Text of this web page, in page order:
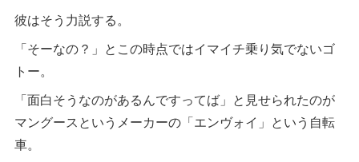
彼はそう力説する。
「そーなの？」とこの時点ではイマイチ乗り気でないゴ
トー。
「面白そうなのがあるんですってば」と見せられたのが
マングースというメーカーの「エンヴォイ」という自転
車。